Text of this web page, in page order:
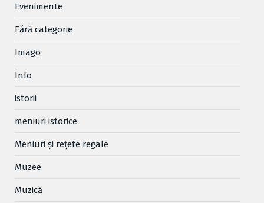
Evenimente
Fără categorie
Imago
Info
istorii
meniuri istorice
Meniuri și rețete regale
Muzee
Muzică